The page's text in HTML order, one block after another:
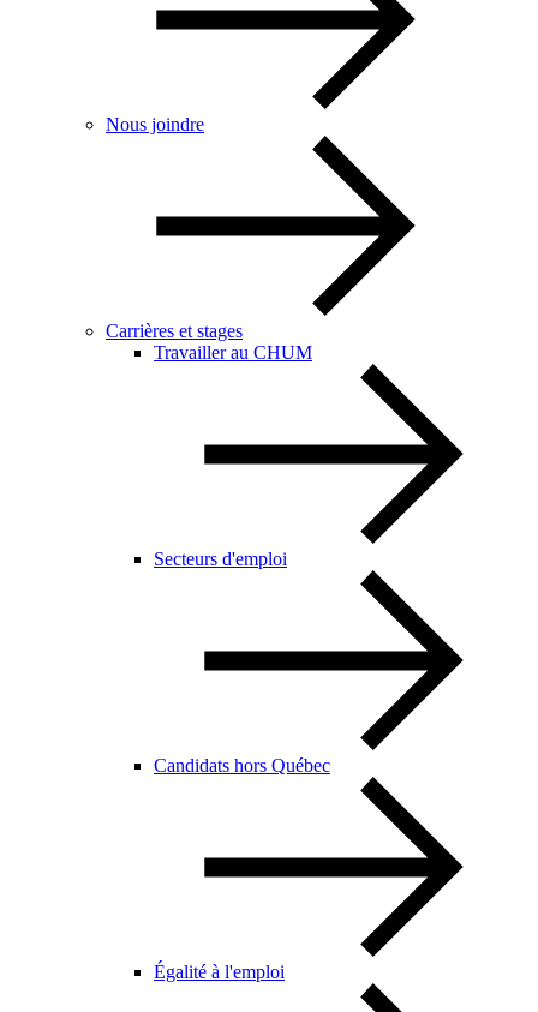
Nous joindre
Carrières et stages
Travailler au CHUM
Secteurs d'emploi
Candidats hors Québec
Égalité à l'emploi